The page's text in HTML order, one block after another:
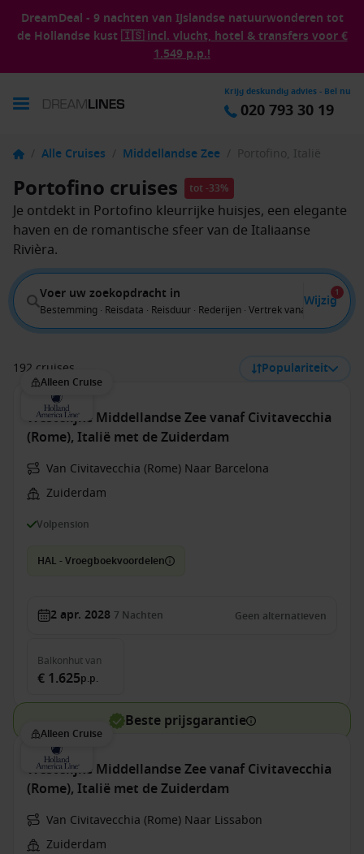
DreamDeal - 9 nachten van IJslandse natuurwonderen tot
de Hollandse kust 🇮🇸 incl. vlucht, hotel & transfers voor €
1.549 p.p.!
Krijg deskundig advies - Bel nu
020 793 30 19
/ Alle Cruises / Middellandse Zee / Portofino, Italië
Portofino cruises tot -33%
Je ontdekt in Portofino kleurrijke huisjes, een elegante
haven en de romantische sfeer van de Italiaanse
Rivièra.
Voer uw zoekopdracht in
Bestemming · Reisdata · Reisduur · Rederijen · Vertrek vanaf
Wijzig
1
192 cruises Populariteit
Alleen Cruise
Westelijke Middellandse Zee vanaf Civitavecchia
(Rome), Italië met de Zuiderdam
Van Civitavecchia (Rome) Naar Barcelona
Zuiderdam
Volpension
HAL - Vroegboekvoordelen
2 apr. 2028 7 Nachten Geen alternatieven
Balkonhutvan
€ 1.625p.p.
Beste prijsgarantie
Alleen Cruise
Westelijke Middellandse Zee vanaf Civitavecchia
(Rome), Italië met de Zuiderdam
Van Civitavecchia (Rome) Naar Lissabon
Zuiderdam